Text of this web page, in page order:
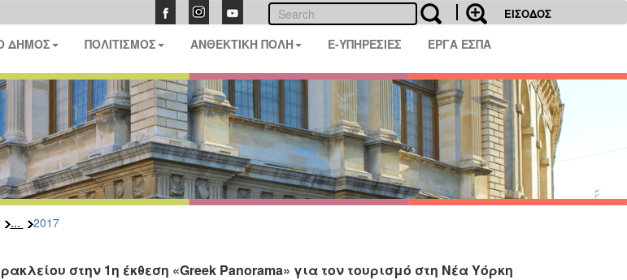
ΕΙΣΟΔΟΣ
ΔΗΜΟΣ ΠΟΛΙΤΙΣΜΟΣ ΑΝΘΕΚΤΙΚΗ ΠΟΛΗ E-ΥΠΗΡΕΣΙΕΣ ΕΡΓΑ ΕΣΠΑ
... 2017
στην 1η έκθεση «Greek Panorama» για τον τουρισμό στη Νέα Υόρκη